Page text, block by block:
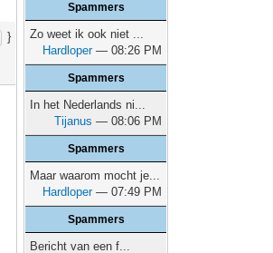
}
Spammers
Zo weet ik ook niet ...
Hardloper— 08:26 PM
Spammers
In het Nederlands ni...
Tijanus — 08:06 PM
Spammers
Maar waarom mocht je...
Hardloper— 07:49 PM
Spammers
Bericht van een f...